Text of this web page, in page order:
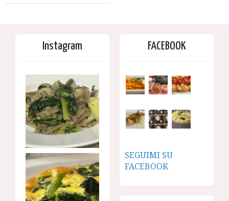
Instagram FACEBOOK
SEGUIMI SU
FACEBOOK